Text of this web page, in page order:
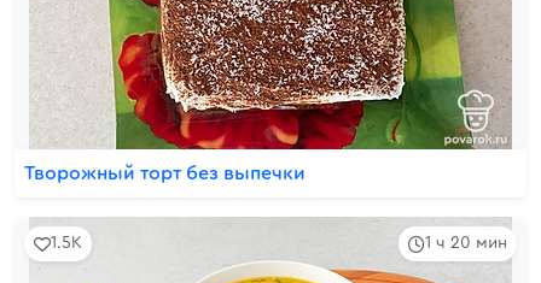
Творожный торт без выпечки
1 ч 20 мин
1.5K